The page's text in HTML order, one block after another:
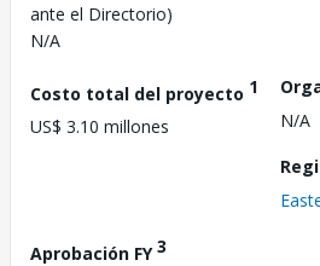
ante el Directorio)
N/A
Costo total del proyecto 1
US$ 3.10 millones
N/A
Aprobación FY3